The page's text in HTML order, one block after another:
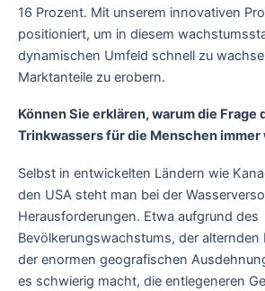
16 Prozent. Mit unserem innovativen
positioniert, um in diesem
dynamischen Umfeld schnell zu
Marktanteile zu erobern.
Können Sie erklären, warum die Frage
Trinkwassers für die Menschen
Selbst in entwickelten Ländern wie
den USA steht man bei der
Herausforderungen. Etwa aufgrund des
Bevölkerungswachstums, der
der enormen geografischen
es schwierig macht, die entlegeneren